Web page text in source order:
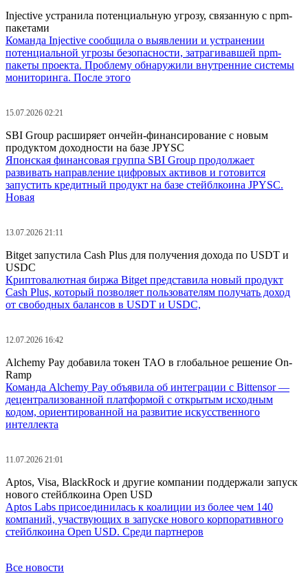
Injective устранила потенциальную угрозу, связанную с npm-
пакетами
Команда Injective сообщила о выявлении и устранении
потенциальной угрозы безопасности, затрагивавшей npm-
пакеты проекта. Проблему обнаружили внутренние системы
мониторинга. После этого
15.07.2026 02:21
SBI Group расширяет ончейн-финансирование с новым
продуктом доходности на базе JPYSC
Японская финансовая группа SBI Group продолжает
развивать направление цифровых активов и готовится
запустить кредитный продукт на базе стейблкоина JPYSC.
Новая
13.07.2026 21:11
Bitget запустила Cash Plus для получения дохода по USDT и
USDC
Криптовалютная биржа Bitget представила новый продукт
Cash Plus, который позволяет пользователям получать доход
от свободных балансов в USDT и USDC,
12.07.2026 16:42
Alchemy Pay добавила токен TAO в глобальное решение On-
Ramp
Команда Alchemy Pay объявила об интеграции с Bittensor —
децентрализованной платформой с открытым исходным
кодом, ориентированной на развитие искусственного
интеллекта
11.07.2026 21:01
Aptos, Visa, BlackRock и другие компании поддержали запуск
нового стейблкоина Open USD
Aptos Labs присоединилась к коалиции из более чем 140
компаний, участвующих в запуске нового корпоративного
стейблкоина Open USD. Среди партнеров
Все новости